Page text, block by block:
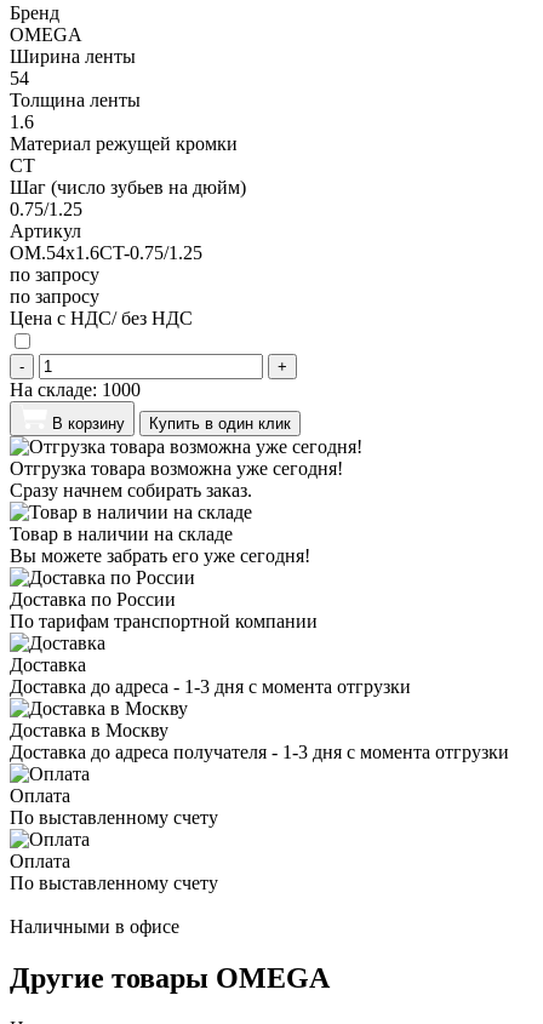
Бренд
OMEGA
Ширина ленты
54
Толщина ленты
1.6
Материал режущей кромки
CT
Шаг (число зубьев на дюйм)
0.75/1.25
Артикул
OM.54x1.6CT-0.75/1.25
по запросу
по запросу
Цена с НДС/ без НДС
- +
На складе: 1000
В корзину Купить в один клик
Отгрузка товара возможна уже сегодня!
Сразу начнем собирать заказ.
Товар в наличии на складе
Вы можете забрать его уже сегодня!
Доставка по России
По тарифам транспортной компании
Доставка
Доставка до адреса - 1-3 дня с момента отгрузки
Доставка в Москву
Доставка до адреса получателя - 1-3 дня с момента отгрузки
Оплата
По выставленному счету
Оплата
По выставленному счету
Наличными в офисе
Другие товары OMEGA